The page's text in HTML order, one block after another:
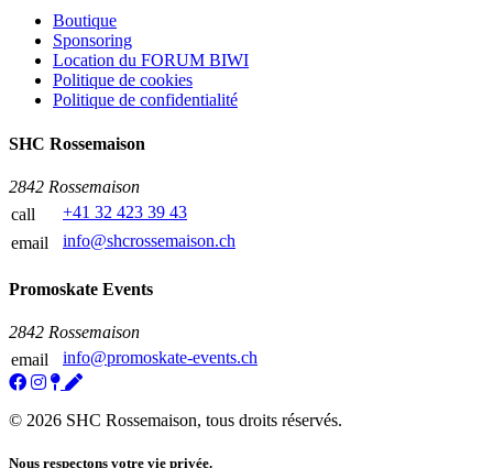
Boutique
Sponsoring
Location du FORUM BIWI
Politique de cookies
Politique de confidentialité
SHC Rossemaison
2842 Rossemaison
call
+41 32 423 39 43
email
info@shcrossemaison.ch
Promoskate Events
2842 Rossemaison
email
info@promoskate-events.ch
© 2026 SHC Rossemaison, tous droits réservés.
Nous respectons votre vie privée.